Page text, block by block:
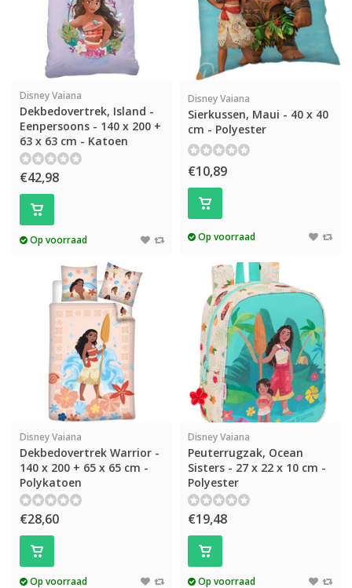
Disney Vaiana
Dekbedovertrek, Island -
Eenpersoons - 140 x 200 +
63 x 63 cm - Katoen
€42,98
Op voorraad
Disney Vaiana
Sierkussen, Maui - 40 x 40
cm - Polyester
€10,89
Op voorraad
Disney Vaiana
Dekbedovertrek Warrior -
140 x 200 + 65 x 65 cm -
Polykatoen
€28,60
Op voorraad
Disney Vaiana
Peuterrugzak, Ocean
Sisters - 27 x 22 x 10 cm -
Polyester
€19,48
Op voorraad